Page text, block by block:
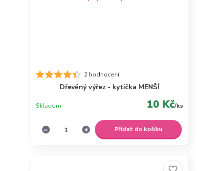
2 hodnocení
Dřevěný výřez - kytička MENŠÍ
10 Kč/ks
Skladem
Přidat do košíku